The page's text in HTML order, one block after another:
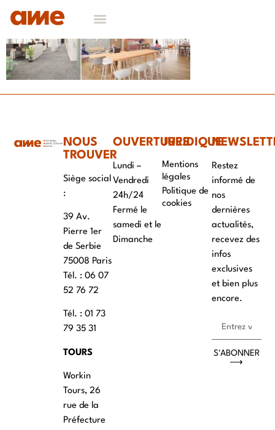
NOUS
TROUVER
Siège social
:
39 Av.
Pierre 1er
de Serbie
75008 Paris
Tél. : ‭06 07
52 76 72
Tél. : 01 73
79 35 31
TOURS
Workin
Tours, 26
rue de la
Préfecture
OUVERTURES
Lundi –
Vendredi
24h/24
Fermé le
samedi et le
Dimanche
JURIDIQUE
Mentions
légales
Politique de
cookies
Restez
informé de
nos
dernières
actualités,
recevez des
infos
exclusives
et bien plus
encore.
S'ABONNER
⟶